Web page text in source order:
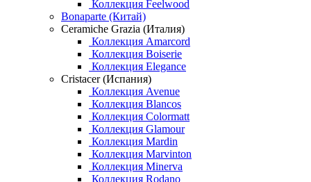
Коллекция Feelwood
Bonaparte (Китай)
Ceramiche Grazia (Италия)
Коллекция Amarcord
Коллекция Boiserie
Коллекция Elegance
Cristacer (Испания)
Коллекция Avenue
Коллекция Blancos
Коллекция Colormatt
Коллекция Glamour
Коллекция Mardin
Коллекция Marvinton
Коллекция Minerva
Коллекция Rodano